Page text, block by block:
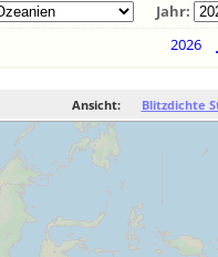
Jahr:
2026
Ansicht: Blitzdichte